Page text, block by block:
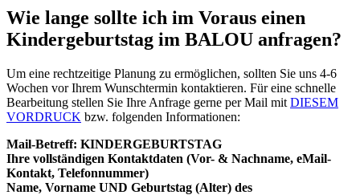
Wie lange sollte ich im Voraus einen
Kindergeburtstag im BALOU anfragen?
Um eine rechtzeitige Planung zu ermöglichen, sollten Sie uns 4-6
Wochen vor Ihrem Wunschtermin kontaktieren. Für eine schnelle
Bearbeitung stellen Sie Ihre Anfrage gerne per Mail mit DIESEM
VORDRUCK bzw. folgenden Informationen:
Mail-Betreff: KINDERGEBURTSTAG
Ihre vollständigen Kontaktdaten (Vor- & Nachname, eMail-
Kontakt, Telefonnummer)
Name, Vorname UND Geburtstag (Alter) des